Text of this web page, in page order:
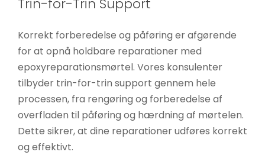
Trin-for-Trin Support
Korrekt forberedelse og påføring er afgørende
for at opnå holdbare reparationer med
epoxyreparationsmørtel. Vores konsulenter
tilbyder trin-for-trin support gennem hele
processen, fra rengøring og forberedelse af
overfladen til påføring og hærdning af mørtelen.
Dette sikrer, at dine reparationer udføres korrekt
og effektivt.